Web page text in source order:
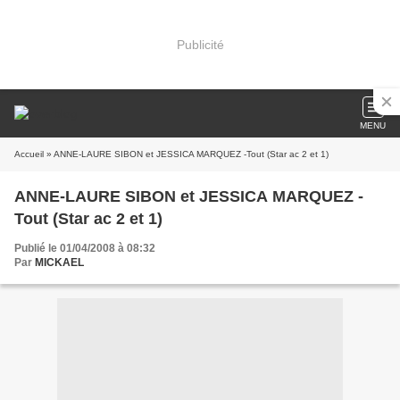
Publicité
MENU
Accueil » ANNE-LAURE SIBON et JESSICA MARQUEZ -Tout (Star ac 2 et 1)
ANNE-LAURE SIBON et JESSICA MARQUEZ -
Tout (Star ac 2 et 1)
Publié le 01/04/2008 à 08:32
Par MICKAEL